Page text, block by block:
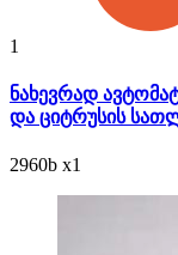
1
ნახევრად
და ციტრუსის
2960b x1